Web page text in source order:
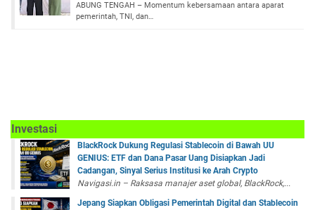
ABUNG TENGAH – Momentum kebersamaan antara aparat
pemerintah, TNI, dan…
Investasi
BlackRock Dukung Regulasi Stablecoin di Bawah UU
GENIUS: ETF dan Dana Pasar Uang Disiapkan Jadi
Cadangan, Sinyal Serius Institusi ke Arah Crypto
Navigasi.in – Raksasa manajer aset global, BlackRock,...
Jepang Siapkan Obligasi Pemerintah Digital dan Stablecoin